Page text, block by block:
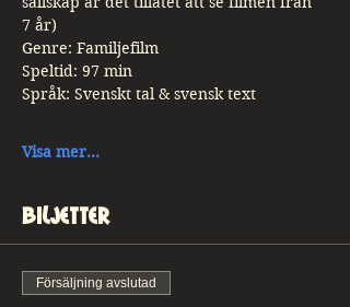
7 år)
Genre: Familjefilm
Speltid: 97 min
Språk: Svenskt tal & svensk text
Visa mer...
Biljetter
Försäljning avslutad